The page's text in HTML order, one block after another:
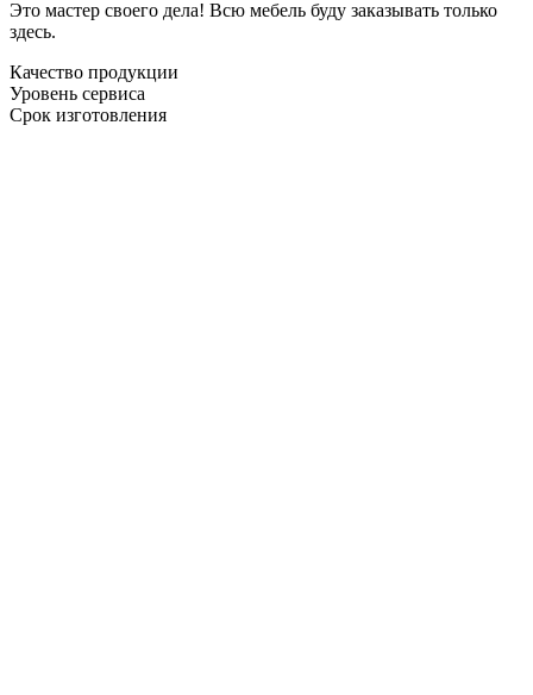
Это мастер своего дела! Всю мебель буду заказывать только
здесь.
Качество продукции
Уровень сервиса
Срок изготовления